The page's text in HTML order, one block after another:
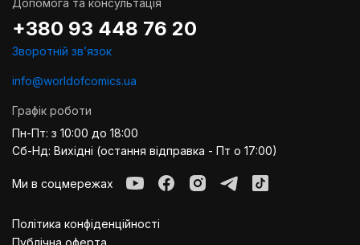
Допомога та консультація
+380 93 448 76 20
Зворотній звʼязок
info@worldofcomics.ua
Графік роботи
Пн-Пт: з 10:00 до 18:00
Сб-Нд: Вихідні (остання відправка - Пт о 17:00)
Ми в соцмережах
Політика конфіденційності
Публiчна оферта